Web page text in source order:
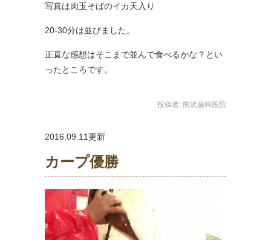
写真は肉玉そばのイカ天入り
20-30分は並びました。
正直な感想はそこまで並んで食べるかな？とい
ったところです。
投稿者: 熊沢歯科医院
2016.09.11更新
カープ優勝